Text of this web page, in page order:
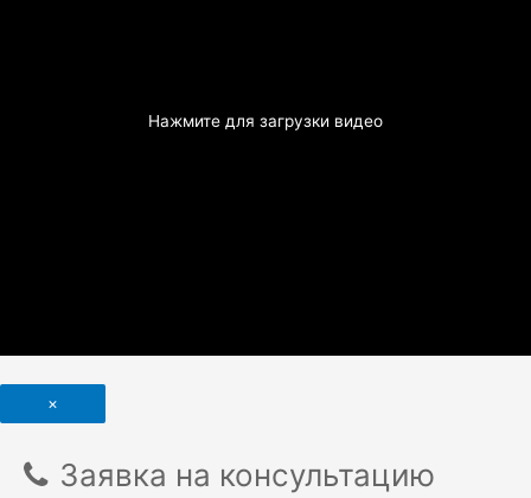
Нажмите для загрузки видео
×
Заявка на консультацию